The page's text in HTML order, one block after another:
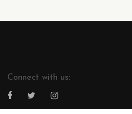
Connect with us: